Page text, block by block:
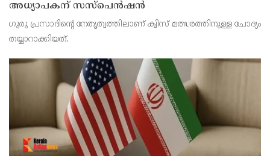
അധ്യാപകന് സസ്‌പെന്‍ഷന്‍
ഗുരു പ്രസാദിന്റെ നേതൃത്വത്തിലാണ് ക്വിസ് മത്സരത്തിനുള്ള ചോദ്യം
തയ്യാറാക്കിയത്.